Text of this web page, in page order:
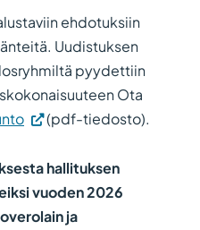
ehdotuksiin
Uudistuksen
pyydettiin
Ota
(pdf-tiedosto).
hallituksen
vuoden 2026
ja